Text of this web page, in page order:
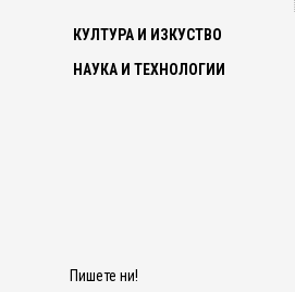
КУЛТУРА И ИЗКУСТВО
НАУКА И ТЕХНОЛОГИИ
Пишете ни!